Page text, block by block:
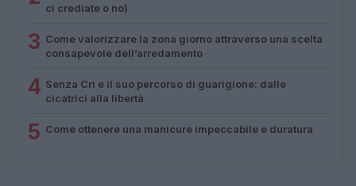
ci crediate o no)
3 Come valorizzare la zona giorno attraverso una scelta
consapevole dell’arredamento
4 Senza Cri e il suo percorso di guarigione: dalle
cicatrici alla libertà
5 Come ottenere una manicure impeccabile e duratura